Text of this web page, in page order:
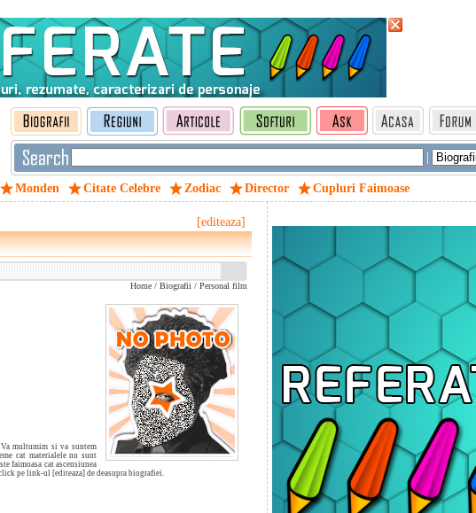
|
Monden Citate Celebre Zodiac Director Cupluri Faimoase
[editeaza]
Home / Biografii / Personal film
multumim si va suntem
cat materialele nu sunt
faimoasa cat ascensiunea
pe link-ul [editeaza] de deasupra biografiei.